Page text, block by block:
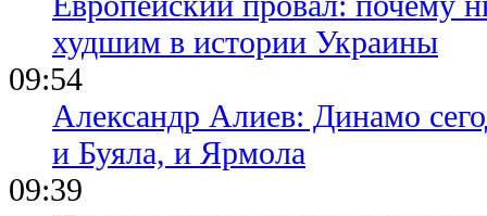
худшим в истории Украины
09:54
Александр Алиев: Динамо
и Буяла, и Ярмола
09:39